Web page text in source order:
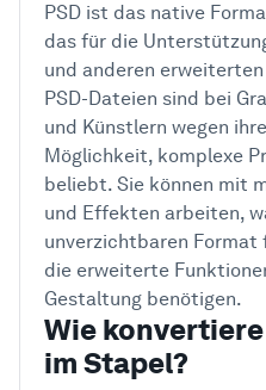
PSD ist das native
das für die
und anderen
PSD-Dateien sind bei
und Künstlern wegen
Möglichkeit, komplexe
beliebt. Sie können mit
und Effekten arbeiten,
unverzichtbaren
die erweiterte
Gestaltung benötigen.
Wie
im Stapel?